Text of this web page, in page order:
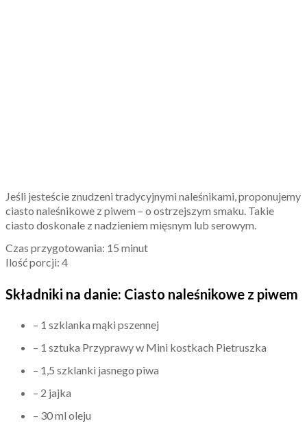
Jeśli jesteście znudzeni tradycyjnymi naleśnikami, proponujemy
ciasto naleśnikowe z piwem – o ostrzejszym smaku. Takie
ciasto doskonale z nadzieniem mięsnym lub serowym.
Czas przygotowania: 15 minut
Ilość porcji: 4
Składniki na danie: Ciasto naleśnikowe z piwem
– 1 szklanka mąki pszennej
– 1 sztuka Przyprawy w Mini kostkach Pietruszka
– 1,5 szklanki jasnego piwa
– 2 jajka
– 30 ml oleju